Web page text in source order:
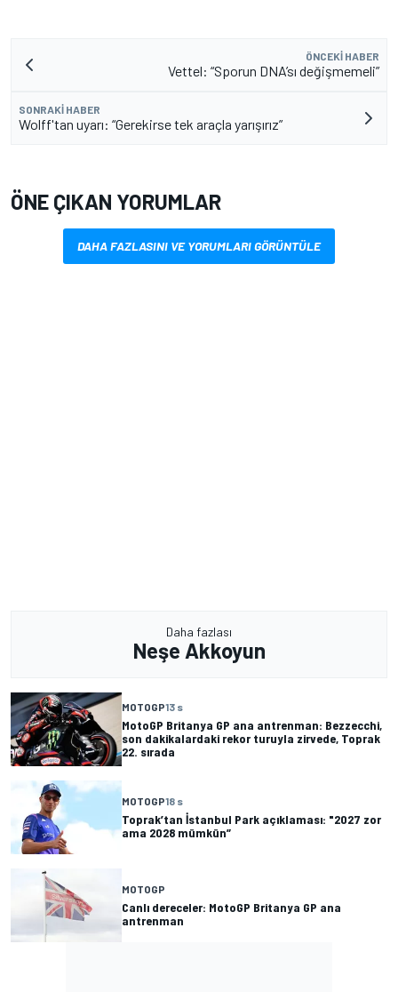
ÖNCEKI HABER
Vettel: “Sporun DNA’sı değişmemeli”
SONRAKI HABER
Wolff'tan uyarı: “Gerekirse tek araçla yarışırız”
ÖNE ÇIKAN YORUMLAR
DAHA FAZLASINI VE YORUMLARI GÖRÜNTÜLE
Daha fazlası
Neşe Akkoyun
MOTOGP13 s
MotoGP Britanya GP ana antrenman: Bezzecchi,
son dakikalardaki rekor turuyla zirvede, Toprak
22. sırada
MOTOGP18 s
Toprak’tan İstanbul Park açıklaması: "2027 zor
ama 2028 mümkün”
MOTOGP
Canlı dereceler: MotoGP Britanya GP ana
antrenman